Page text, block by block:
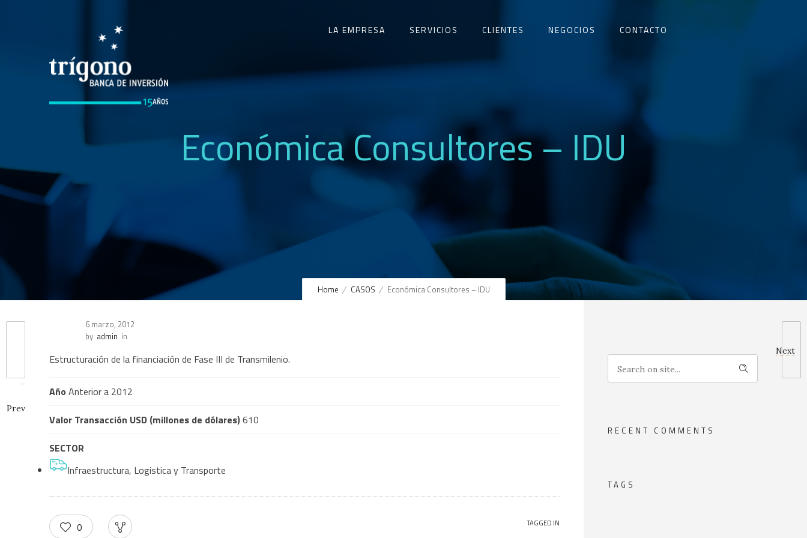
LA EMPRESA SERVICIOS CLIENTES NEGOCIOS CONTACTO
Económica Consultores – IDU
Home CASOS Económica Consultores – IDU
Prev
Next
6 marzo, 2012
by admin in
Estructuración de la financiación de Fase III de Transmilenio.
Año Anterior a 2012
Valor Transacción USD (millones de dólares)610
SECTOR
Infraestructura, Logistica y Transporte
0 TAGGED IN
RECENT COMMENTS
TAGS